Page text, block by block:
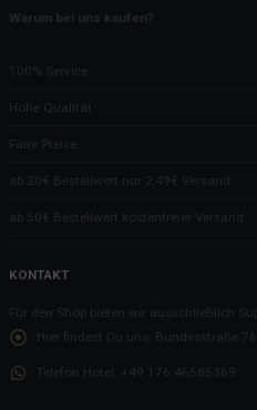
Warum bei uns kaufen?
100% Service
Hohe Qualität
Faire Preise
ab 20€ Bestellwert nur 2,49€ Versand
ab 50€ Bestellwert kostenfreier Versand
KONTAKT
Für den Shop bieten wir ausschließlich
Hier findest Du uns:
Bundesstraße
Telefon Hotel: +49 176 46585369